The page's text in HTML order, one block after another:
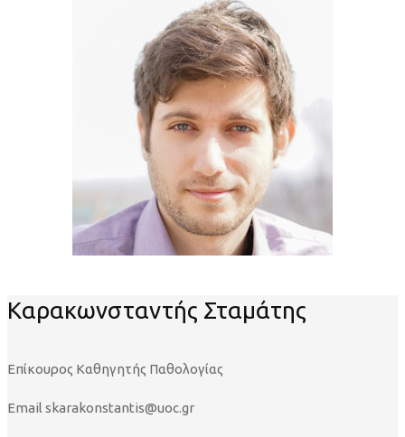
Καρακωνσταντής Σταμάτης
Επίκουρος Καθηγητής Παθολογίας
Email skarakonstantis@uoc.gr